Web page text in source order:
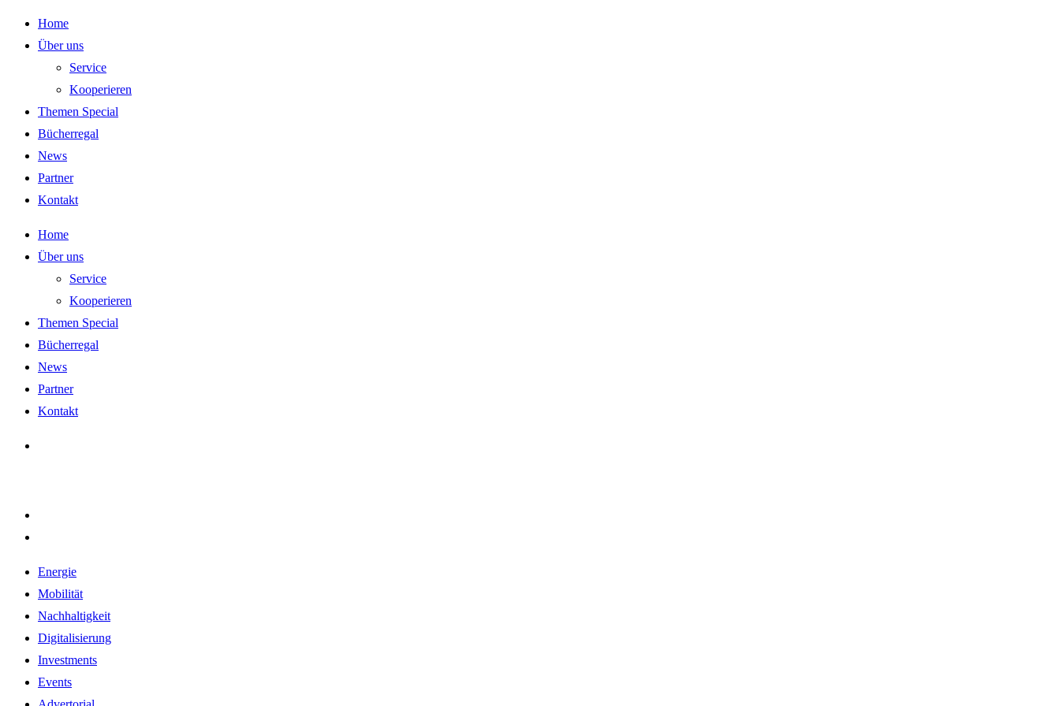
Zum
Inhalt
Home
Über uns
Service
Kooperieren
Themen Special
Bücherregal
News
Partner
Kontakt
Home
Über uns
Service
Kooperieren
Themen Special
Bücherregal
News
Partner
Kontakt
Energie
Mobilität
Nachhaltigkeit
Digitalisierung
Investments
Events